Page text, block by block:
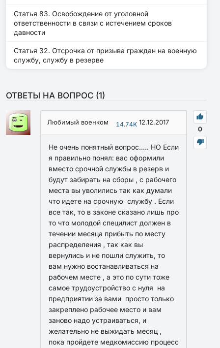
Статья 83. Освобождение от уголовной
ответственности в связи с истечением сроков
давности
Статья 32. Отсрочка от призыва граждан на военную
службу, службу в резерве
ОТВЕТЫ НА ВОПРОС (1)
0
Любимый военком 14.74K 12.12.2017
Не очень понятный вопрос….. НО Если
я правильно понял: вас оформили
вместо срочной службы в резерв и
будут забирать на сборы , с рабочего
места вы уволились так как думали
что идете на срочную службу . Если
все так, то в законе сказано лишь про
то что молодой специлист должен в
течении месяца прибыть по месту
распределения , так как вы
вернулись и не пошли служить, то
вам нужно востанавливаться на
рабочем месте , а это по сути тоже
самое трудоустройство с нуля на
предприятии за вами просто только
закреплено рабочее место и вам
заново надо устраиваться, и
желательно не выжидать месяц ,
пока пройдете медкомиссию процесс